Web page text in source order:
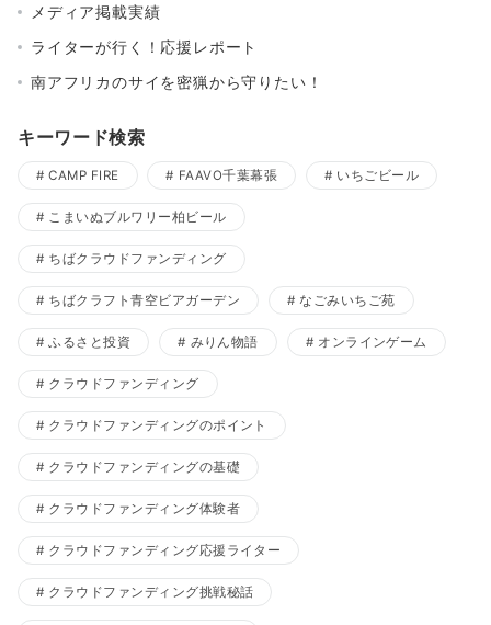
メディア掲載実績
ライターが行く！応援レポート
南アフリカのサイを密猟から守りたい！
キーワード検索
CAMP FIRE FAAVO千葉幕張 いちごビール
こまいぬブルワリー柏ビール
ちばクラウドファンディング
ちばクラフト青空ビアガーデン なごみいちご苑
ふるさと投資 みりん物語 オンラインゲーム
クラウドファンディング
クラウドファンディングのポイント
クラウドファンディングの基礎
クラウドファンディング体験者
クラウドファンディング応援ライター
クラウドファンディング挑戦秘話